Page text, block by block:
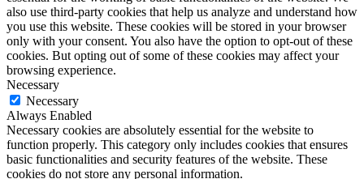
also use third-party cookies that help us analyze and understand how
you use this website. These cookies will be stored in your browser
only with your consent. You also have the option to opt-out of these
cookies. But opting out of some of these cookies may affect your
browsing experience.
Necessary
Necessary
Always Enabled
Necessary cookies are absolutely essential for the website to
function properly. This category only includes cookies that ensures
basic functionalities and security features of the website. These
cookies do not store any personal information.